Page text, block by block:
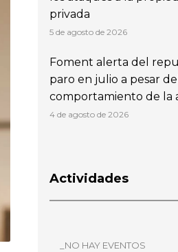
privada
5 de agosto de 2026
Foment alerta del
paro en julio a pesar
comportamiento de la
4 de agosto de 2026
Actividades
_NO HAY EVENTOS